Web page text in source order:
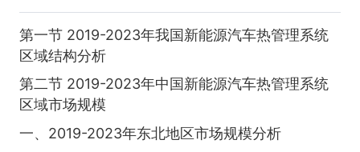
第一节 2019-2023年我国新能源汽车热管理系统
区域结构分析
第二节 2019-2023年中国新能源汽车热管理系统
区域市场规模
一、2019-2023年东北地区市场规模分析